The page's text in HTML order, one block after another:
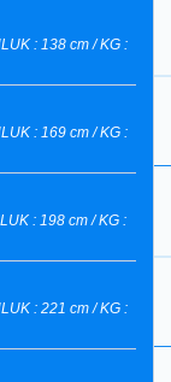
: 138 cm / KG :
: 169 cm / KG :
: 198 cm / KG :
: 221 cm / KG :